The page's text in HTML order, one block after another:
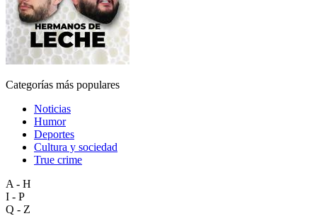
Categorías más populares
Noticias
Humor
Deportes
Cultura y sociedad
True crime
A - H
I - P
Q - Z